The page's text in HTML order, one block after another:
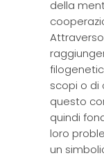
della
scopi o di
questo
quindi
loro
un